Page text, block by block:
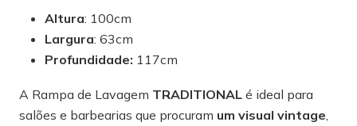
Altura: 100cm
Largura: 63cm
Profundidade: 117cm
A Rampa de Lavagem TRADITIONAL é ideal para
salões e barbearias que procuram um visual vintage